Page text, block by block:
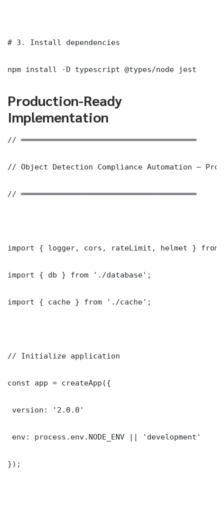
# 3. Install dependencies
npm install -D typescript @types/node jest
Production-Ready
Implementation
// ═══════════════════════════════════════
// Object Detection Compliance Automation —
// ═══════════════════════════════════════
import { logger, cors, rateLimit, helmet } from
import { db } from './database';
import { cache } from './cache';
// Initialize application
const app = createApp({
version: '2.0.0'
env: process.env.NODE_ENV || 'development'
});